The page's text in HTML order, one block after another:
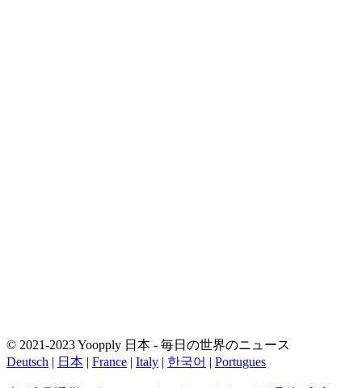
© 2021-2023 Yoopply 日本 - 毎日の世界のニュース
Deutsch | 日本 | France | Italy | 한국어 | Portugues